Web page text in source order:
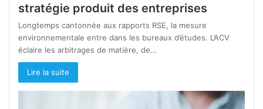
stratégie produit des entreprises
Longtemps cantonnée aux rapports RSE, la mesure
environnementale entre dans les bureaux d’études. L’ACV
éclaire les arbitrages de matière, de…
Lire la suite